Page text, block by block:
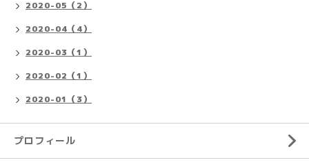
2020-05（2）
2020-04（4）
2020-03（1）
2020-02（1）
2020-01（3）
プロフィール